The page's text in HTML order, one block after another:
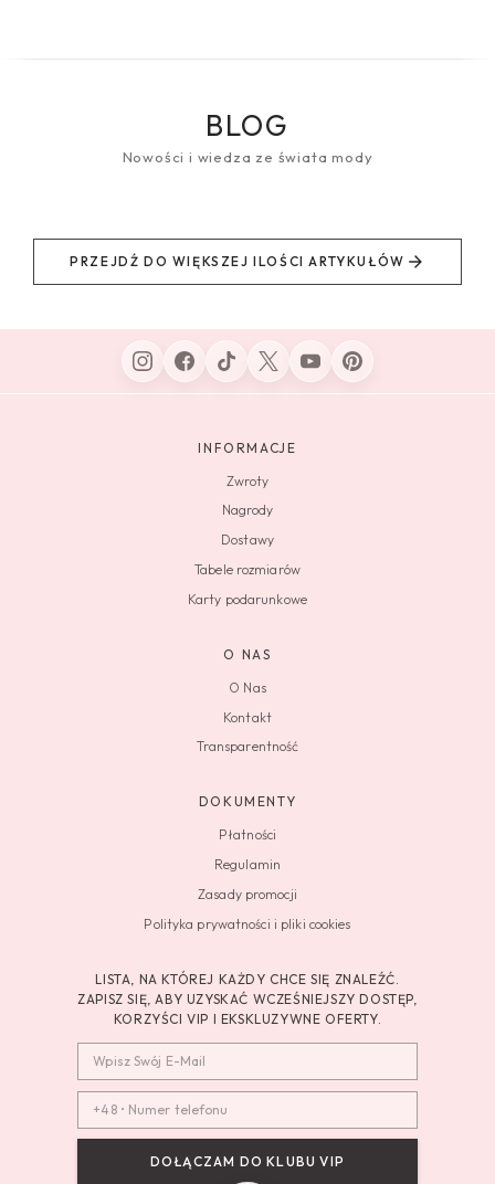
BLOG
Nowości i wiedza ze świata mody
PRZEJDŹ DO WIĘKSZEJ ILOŚCI ARTYKUŁÓW
INFORMACJE
Zwroty
Nagrody
Dostawy
Tabele rozmiarów
Karty podarunkowe
O NAS
O Nas
Kontakt
Transparentność
DOKUMENTY
Płatności
Regulamin
Zasady promocji
Polityka prywatności i pliki cookies
LISTA, NA KTÓREJ KAŻDY CHCE SIĘ ZNALEŹĆ.
ZAPISZ SIĘ, ABY UZYSKAĆ WCZEŚNIEJSZY DOSTĘP,
KORZYŚCI VIP I EKSKLUZYWNE OFERTY.
DOŁĄCZAM DO KLUBU VIP